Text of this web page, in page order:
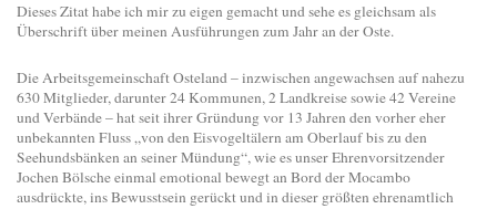
Dieses Zitat habe ich mir zu eigen gemacht und sehe es gleichsam als
Überschrift über meinen Ausführungen zum Jahr an der Oste.
Die Arbeitsgemeinschaft Osteland – inzwischen angewachsen auf nahezu
630 Mitglieder, darunter 24 Kommunen, 2 Landkreise sowie 42 Vereine
und Verbände – hat seit ihrer Gründung vor 13 Jahren den vorher eher
unbekannten Fluss „von den Eisvogeltälern am Oberlauf bis zu den
Seehundsbänken an seiner Mündung“, wie es unser Ehrenvorsitzender
Jochen Bölsche einmal emotional bewegt an Bord der Mocambo
ausdrückte, ins Bewusstsein gerückt und in dieser größten ehrenamtlich